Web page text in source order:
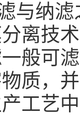
与纳
离技
般可
质，
工艺